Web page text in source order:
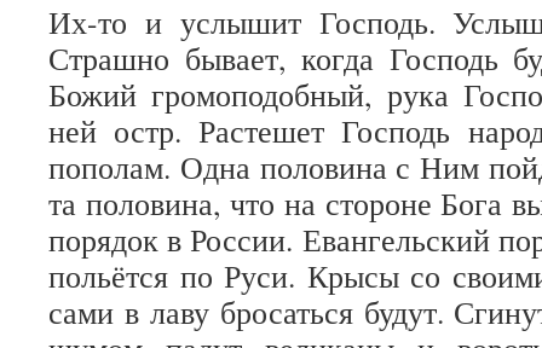
Их-то и услышит Господь.
Страшно бывает, когда Господь
Божий громоподобный, рука
ней остр. Растешет Господь
пополам. Одна половина с Ним
та половина, что на стороне Бога
порядок в России. Евангельский
польётся по Руси. Крысы со
сами в лаву бросаться будут.